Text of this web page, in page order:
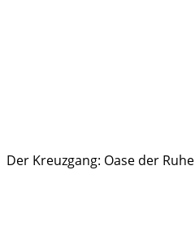
Der Kreuzgang: Oase der Ruhe